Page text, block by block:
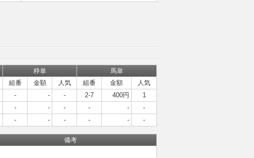
枠単
馬単
組番 金額 人気 組番 金額
人気
- - - 2-7 400円
1
- - - - -
-
- - - - - -
備考